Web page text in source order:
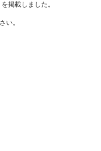
掲載しました。
い。